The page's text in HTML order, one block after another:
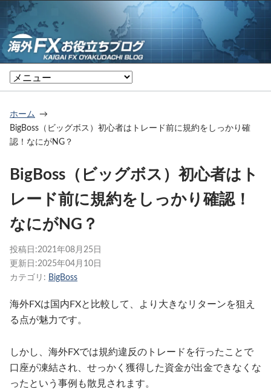
ホーム
BigBoss（ビッグボス）初心者はトレード前に規約をしっかり確
認！なにがNG？
BigBoss（ビッグボス）初心者はト
レード前に規約をしっかり確認！
なにがNG？
投稿日:2021年08月25日
更新日:2025年04月10日
カテゴリ: BigBoss
海外FXは国内FXと比較して、より大きなリターンを狙え
る点が魅力です。
しかし、海外FXでは規約違反のトレードを行ったことで
口座が凍結され、せっかく獲得した資金が出金できなくな
ったという事例も散見されます。